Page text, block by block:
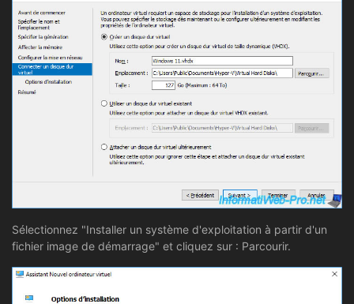
Sélectionnez "Installer un système d'exploitation à partir d'un
fichier image de démarrage" et cliquez sur : Parcourir.